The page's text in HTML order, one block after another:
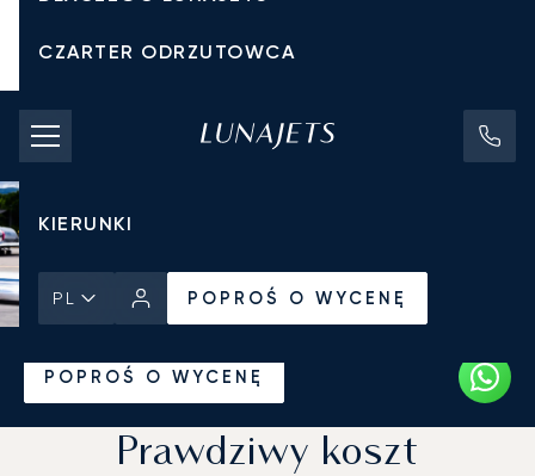
CZARTER ODRZUTOWCA
KOSZTY CZARTERU
PRYWATNE ODRZUTOWCE
KIERUNKI
PL POPROŚ O WYCENĘ
POPROŚ O WYCENĘ
Strona Główna Wiadomości i Perspektywy
Prawdziwy koszt